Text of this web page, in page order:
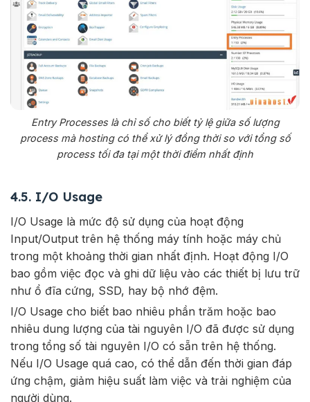
Entry Processes là chỉ số cho biết tỷ lệ giữa số lượng
process mà hosting có thể xử lý đồng thời so với tổng số
process tối đa tại một thời điểm nhất định
4.5. I/O Usage
I/O Usage là mức độ sử dụng của hoạt động
Input/Output trên hệ thống máy tính hoặc máy chủ
trong một khoảng thời gian nhất định. Hoạt động I/O
bao gồm việc đọc và ghi dữ liệu vào các thiết bị lưu trữ
như ổ đĩa cứng, SSD, hay bộ nhớ đệm.
I/O Usage cho biết bao nhiêu phần trăm hoặc bao
nhiêu dung lượng của tài nguyên I/O đã được sử dụng
trong tổng số tài nguyên I/O có sẵn trên hệ thống.
Nếu I/O Usage quá cao, có thể dẫn đến thời gian đáp
ứng chậm, giảm hiệu suất làm việc và trải nghiệm của
người dùng.